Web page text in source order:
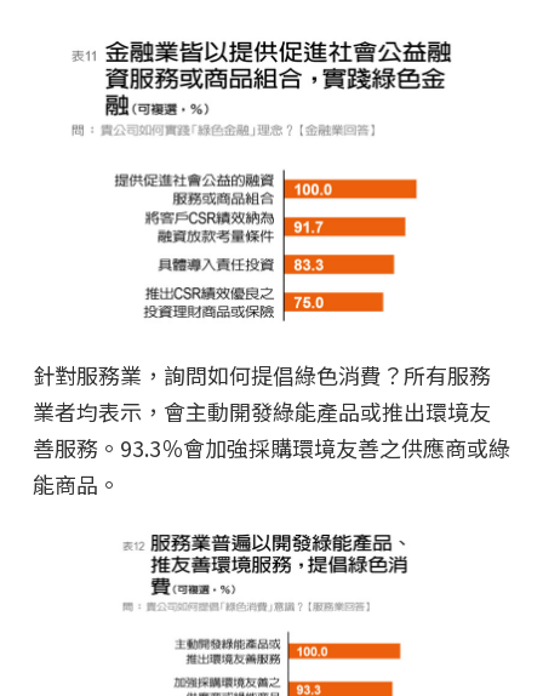
針對服務業，詢問如何提倡綠色消費？所有服務
業者均表示，會主動開發綠能產品或推出環境友
善服務。93.3％會加強採購環境友善之供應商或綠
能商品。